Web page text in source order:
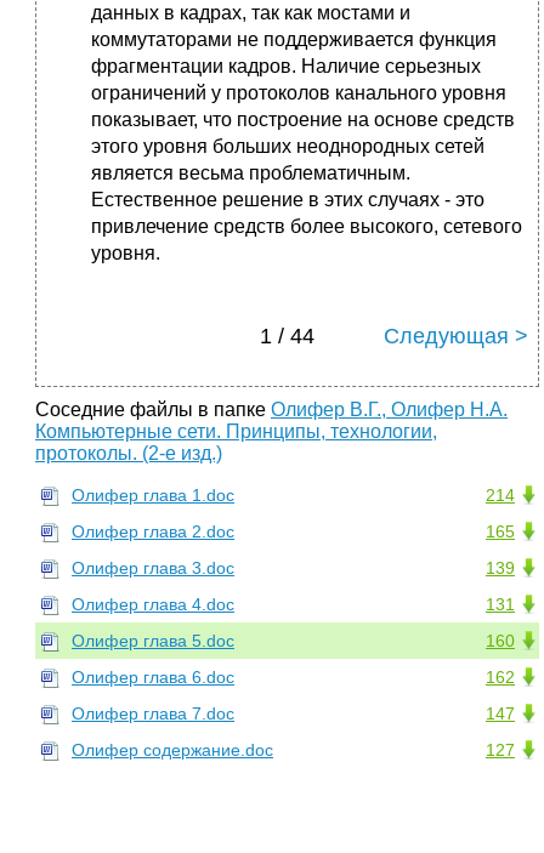
данных в кадрах, так как мостами и
коммутаторами не поддерживается функция
фрагментации кадров. Наличие серьезных
ограничений у протоколов канального уровня
показывает, что построение на основе средств
этого уровня больших неоднородных сетей
является весьма проблематичным.
Естественное решение в этих случаях - это
привлечение средств более высокого, сетевого
уровня.
1 / 44 Следующая >
Соседние файлы в папке Олифер В.Г., Олифер Н.А.
Компьютерные сети. Принципы, технологии,
протоколы. (2-е изд.)
214
Олифер глава 1.doc
165
Олифер глава 2.doc
139
Олифер глава 3.doc
131
Олифер глава 4.doc
160
Олифер глава 5.doc
162
Олифер глава 6.doc
147
Олифер глава 7.doc
127
Олифер содержание.doc